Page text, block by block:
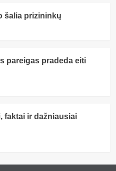
šalia prizininkų
pareigas pradeda eiti
faktai ir dažniausiai